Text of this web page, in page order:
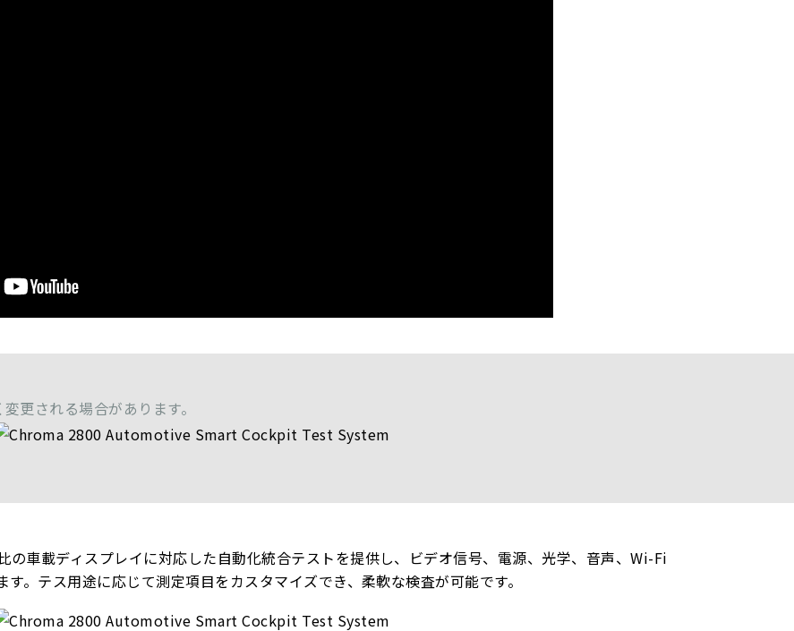
更される場合があります。
の車載ディスプレイに対応した自動化統合テストを提供し、ビデオ信号、電源、光学、音声、Wi-Fi
す。テス用途に応じて測定項目をカスタマイズでき、柔軟な検査が可能です。